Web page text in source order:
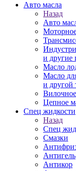
Авто масла
Назад
Авто
и
Масло
Масло
и другой
Цепное
Спец жидкости
Назад
Спец
Смазки
Антигель
Антикор